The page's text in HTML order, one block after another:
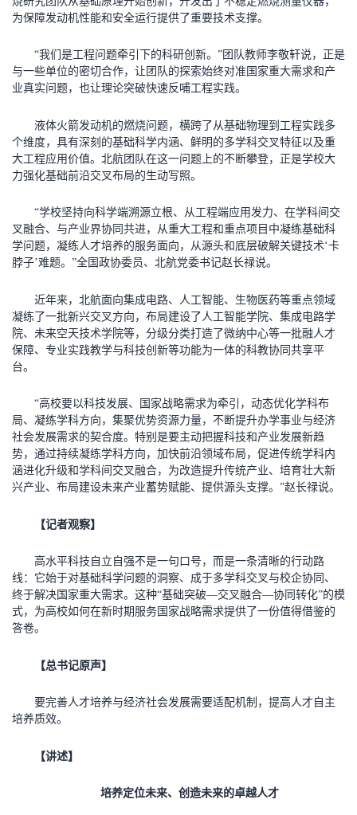
为保障发动机性能和安全运行提供了重要技术支撑。
“我们是工程问题牵引下的科研创新。”团队教师李敬轩说，正是
与一些单位的密切合作，让团队的探索始终对准国家重大需求和产
业真实问题，也让理论突破快速反哺工程实践。
液体火箭发动机的燃烧问题，横跨了从基础物理到工程实践多
个维度，具有深刻的基础科学内涵、鲜明的多学科交叉特征以及重
大工程应用价值。北航团队在这一问题上的不断攀登，正是学校大
力强化基础前沿交叉布局的生动写照。
“学校坚持向科学端溯源立根、从工程端应用发力、在学科间交
叉融合、与产业界协同共进，从重大工程和重点项目中凝练基础科
学问题，凝练人才培养的服务面向，从源头和底层破解关键技术‘卡
脖子’难题。”全国政协委员、北航党委书记赵长禄说。
近年来，北航面向集成电路、人工智能、生物医药等重点领域
凝练了一批新兴交叉方向，布局建设了人工智能学院、集成电路学
院、未来空天技术学院等，分级分类打造了微纳中心等一批融人才
保障、专业实践教学与科技创新等功能为一体的科教协同共享平
台。
“高校要以科技发展、国家战略需求为牵引，动态优化学科布
局、凝练学科方向，集聚优势资源力量，不断提升办学事业与经济
社会发展需求的契合度。特别是要主动把握科技和产业发展新趋
势，通过持续凝练学科方向，加快前沿领域布局，促进传统学科内
涵进化升级和学科间交叉融合，为改造提升传统产业、培育壮大新
兴产业、布局建设未来产业蓄势赋能、提供源头支撑。”赵长禄说。
【记者观察】
高水平科技自立自强不是一句口号，而是一条清晰的行动路
线：它始于对基础科学问题的洞察、成于多学科交叉与校企协同、
终于解决国家重大需求。这种“基础突破—交叉融合—协同转化”的模
式，为高校如何在新时期服务国家战略需求提供了一份值得借鉴的
答卷。
【总书记原声】
要完善人才培养与经济社会发展需要适配机制，提高人才自主
培养质效。
【讲述】
培养定位未来、创造未来的卓越人才